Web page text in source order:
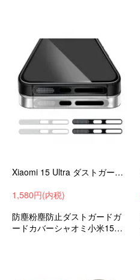
Xiaomi 15 Ultra ダストガード 2枚入り マイクロフォン ガードカバー スピーカー ダストガード ガードカバー スピーカー
1,580円(内税)
防塵粉塵防止ダストガードガ
ードカバーシャオミ小米15ウ